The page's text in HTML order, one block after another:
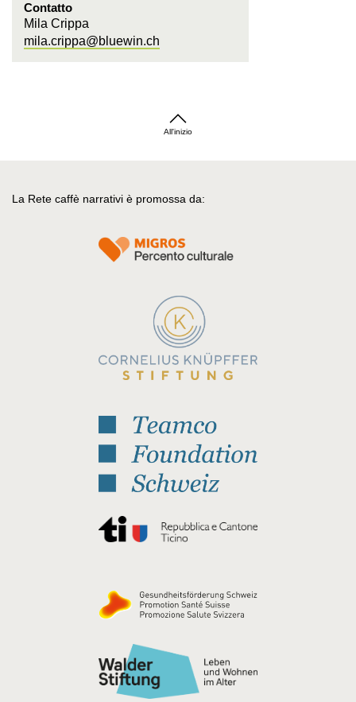
Contatto
Mila Crippa
mila.crippa@bluewin.ch
All'inizio
La Rete caffè narrativi è promossa da: